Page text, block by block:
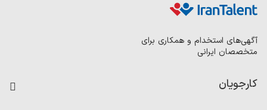
آگهی‌های استخدام و همکاری برای
متخصصان ایرانی
کارجویان